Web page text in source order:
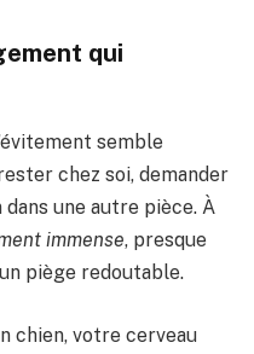
qui
semble
chez soi, demander
dans une autre pièce. À
immense, presque
piège redoutable.
chien, votre cerveau